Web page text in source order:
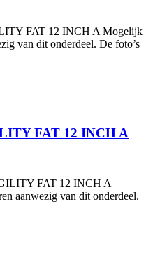
FAT 12 INCH A Mogelijk
van dit onderdeel. De foto’s
FAT 12 INCH A
FAT 12 INCH A
aanwezig van dit onderdeel.